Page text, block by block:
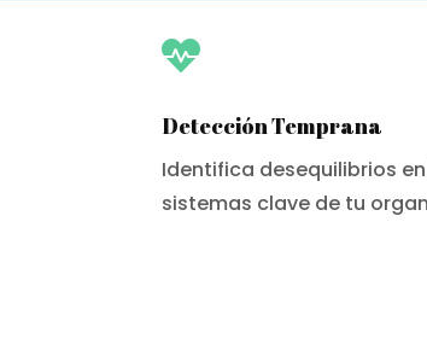

Detección Temprana
Identifica desequilibrios
sistemas clave de tu